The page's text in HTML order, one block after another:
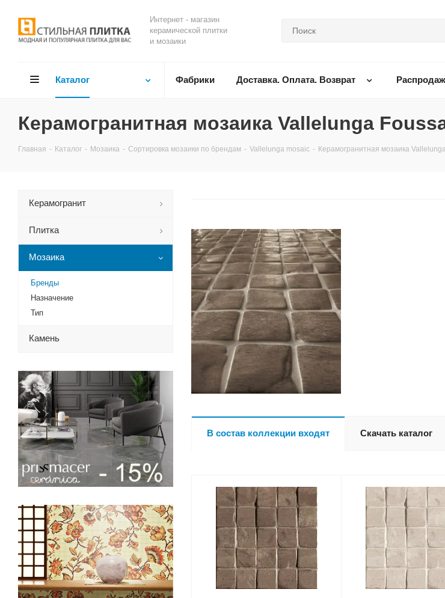
Интернет - магазин
керамической плитки
и мозаики
Каталог Фабрики Доставка. Оплата. Возврат
Керамогранитная мозаика Vallelunga
Главная - Каталог - Мозаика - Сортировка мозаики по брендам - Vallelunga mosaic - Керамогранитная мозаика
В состав коллекции входят Скачать каталог
Керамогранит
Плитка
Мозаика
Бренды
Назначение
Тип
Камень